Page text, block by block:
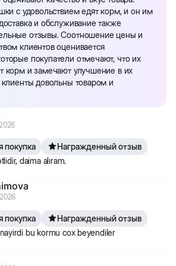
с удовольствием едят корм, и он им
и обслуживание также
отзывы. Соотношение цены и
клиентов оценивается
покупатели отмечают, что их
корм и замечают улучшение в их
довольны товаром и
покупка
Награжденный отзыв
daima alıram.
покупка
Награжденный отзыв
bu kormu cox beyendiler